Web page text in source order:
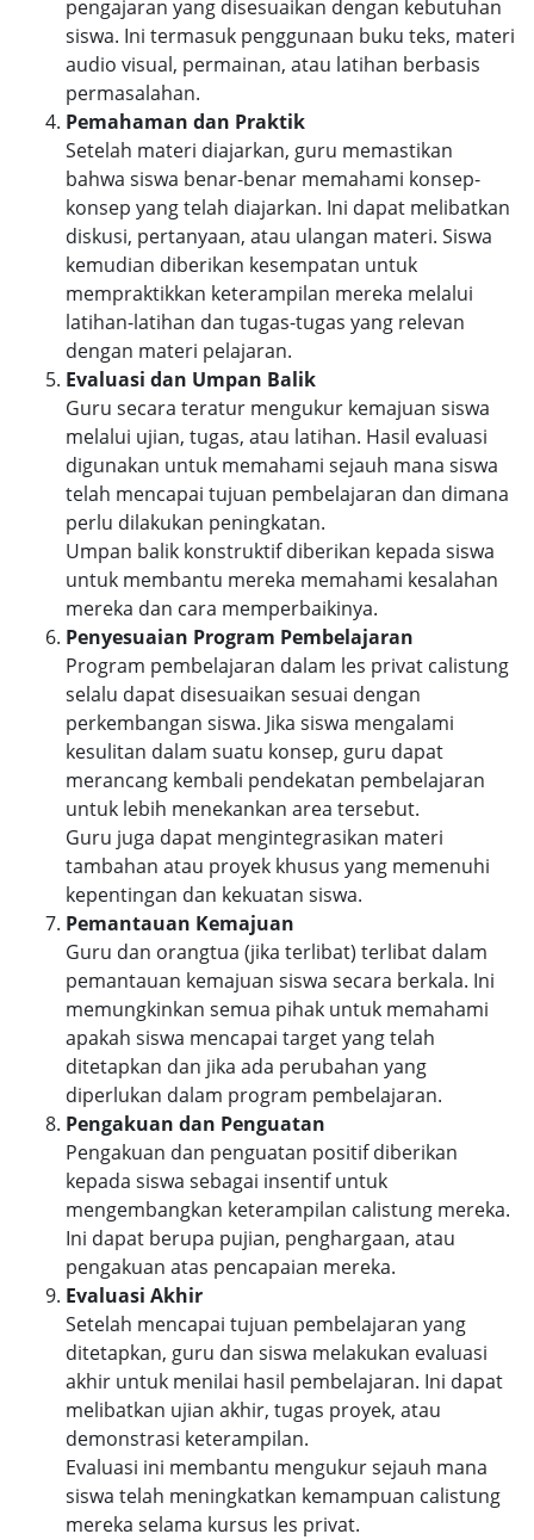
pengajaran yang disesuaikan dengan kebutuhan
siswa. Ini termasuk penggunaan buku teks, materi
audio visual, permainan, atau latihan berbasis
permasalahan.
Pemahaman dan Praktik
Setelah materi diajarkan, guru memastikan
bahwa siswa benar-benar memahami konsep-
konsep yang telah diajarkan. Ini dapat melibatkan
diskusi, pertanyaan, atau ulangan materi. Siswa
kemudian diberikan kesempatan untuk
mempraktikkan keterampilan mereka melalui
latihan-latihan dan tugas-tugas yang relevan
dengan materi pelajaran.
Evaluasi dan Umpan Balik
Guru secara teratur mengukur kemajuan siswa
melalui ujian, tugas, atau latihan. Hasil evaluasi
digunakan untuk memahami sejauh mana siswa
telah mencapai tujuan pembelajaran dan dimana
perlu dilakukan peningkatan.
Umpan balik konstruktif diberikan kepada siswa
untuk membantu mereka memahami kesalahan
mereka dan cara memperbaikinya.
Penyesuaian Program Pembelajaran
Program pembelajaran dalam les privat calistung
selalu dapat disesuaikan sesuai dengan
perkembangan siswa. Jika siswa mengalami
kesulitan dalam suatu konsep, guru dapat
merancang kembali pendekatan pembelajaran
untuk lebih menekankan area tersebut.
Guru juga dapat mengintegrasikan materi
tambahan atau proyek khusus yang memenuhi
kepentingan dan kekuatan siswa.
Pemantauan Kemajuan
Guru dan orangtua (jika terlibat) terlibat dalam
pemantauan kemajuan siswa secara berkala. Ini
memungkinkan semua pihak untuk memahami
apakah siswa mencapai target yang telah
ditetapkan dan jika ada perubahan yang
diperlukan dalam program pembelajaran.
Pengakuan dan Penguatan
Pengakuan dan penguatan positif diberikan
kepada siswa sebagai insentif untuk
mengembangkan keterampilan calistung mereka.
Ini dapat berupa pujian, penghargaan, atau
pengakuan atas pencapaian mereka.
Evaluasi Akhir
Setelah mencapai tujuan pembelajaran yang
ditetapkan, guru dan siswa melakukan evaluasi
akhir untuk menilai hasil pembelajaran. Ini dapat
melibatkan ujian akhir, tugas proyek, atau
demonstrasi keterampilan.
Evaluasi ini membantu mengukur sejauh mana
siswa telah meningkatkan kemampuan calistung
mereka selama kursus les privat.